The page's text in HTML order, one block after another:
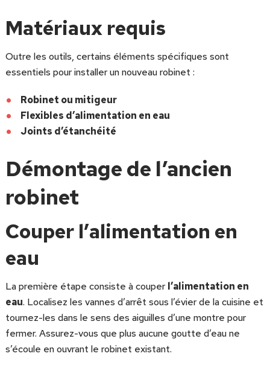
Matériaux requis
Outre les outils, certains éléments spécifiques sont
essentiels pour installer un nouveau robinet :
Robinet ou mitigeur
Flexibles d’alimentation en eau
Joints d’étanchéité
Démontage de l’ancien
robinet
Couper l’alimentation en
eau
La première étape consiste à couperl’alimentation en
eau. Localisez les vannes d’arrêt sous l’évier de la cuisine et
tournez-les dans le sens des aiguilles d’une montre pour
fermer. Assurez-vous que plus aucune goutte d’eau ne
s’écoule en ouvrant le robinet existant.